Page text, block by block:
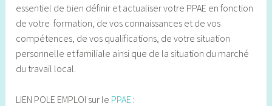
essentiel de bien définir et actualiser votre PPAE en fonction
de votre formation, de vos connaissances et de vos
compétences, de vos qualifications, de votre situation
personnelle et familiale ainsi que de la situation du marché
du travail local.
LIEN POLE EMPLOI sur le PPAE :